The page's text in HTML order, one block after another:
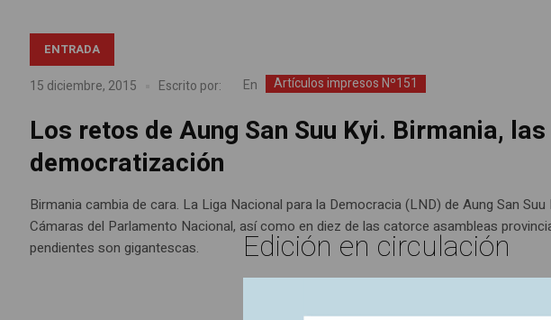
ENTRADA
15 diciembre, 2015 Escrito por: En Artículos impresos Nº151
Los retos de Aung San Suu Kyi. Birmania,
democratización
Birmania cambia de cara. La Liga Nacional para la Democracia (LND) de Aung San
Cámaras del Parlamento Nacional, así como en diez de las catorce asambleas
pendientes son gigantescas.
Edición en circulación